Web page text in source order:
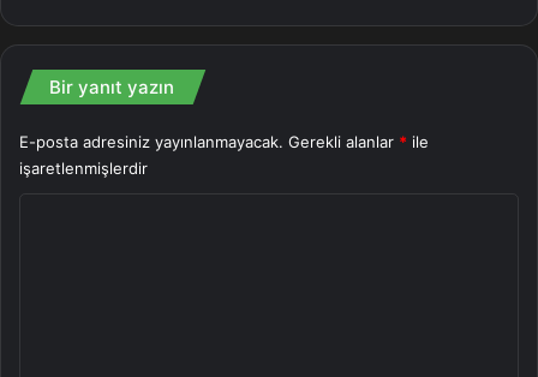
Bir yanıt yazın
E-posta adresiniz yayınlanmayacak. Gerekli alanlar * ile
işaretlenmişlerdir